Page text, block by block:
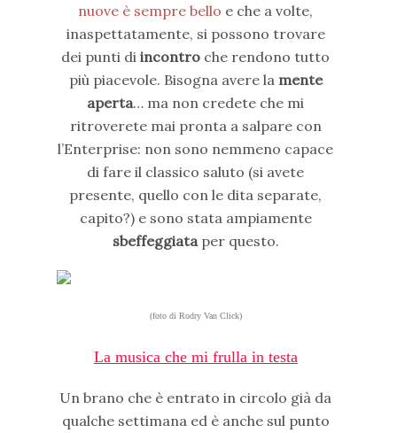
nuove è sempre bello e che a volte,
inaspettatamente, si possono trovare
dei punti diincontro che rendono tutto
più piacevole. Bisogna avere la mente
aperta… ma non credete che mi
ritroverete mai pronta a salpare con
l’Enterprise: non sono nemmeno capace
di fare il classico saluto (si avete
presente, quello con le dita separate,
capito?) e sono stata ampiamente
sbeffeggiataper questo.
(foto di Rodry Van Click)
La musica che mi frulla in testa
Un brano che è entrato in circolo già da
qualche settimana ed è anche sul punto